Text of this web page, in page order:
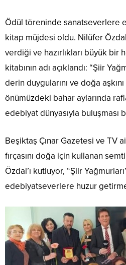
​Ödül töreninde sanatseverlere
kitap müjdesi oldu. Nilüfer
verdiği ve hazırlıkları büyük bir
kitabının adı açıklandı: “Şiir
derin duygularını ve doğa
önümüzdeki bahar aylarında
edebiyat dünyasıyla buluşması
Beşiktaş Çınar Gazetesi ve TV
fırçasını doğa için kullanan
Özdal’ı kutluyor, “Şiir
edebiyatseverlere huzur